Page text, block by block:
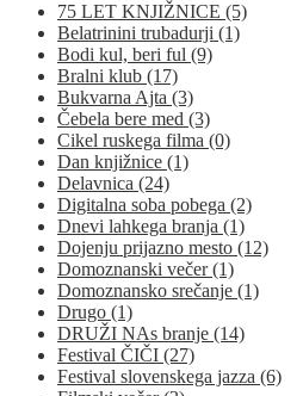
75 LET KNJIŽNICE (5)
Belatrinini trubadurji (1)
Bodi kul, beri ful (9)
Bralni klub (17)
Bukvarna Ajta (3)
Čebela bere med (3)
Cikel ruskega filma (0)
Dan knjižnice (1)
Delavnica (24)
Digitalna soba pobega (2)
Dnevi lahkega branja (1)
Dojenju prijazno mesto (12)
Domoznanski večer (1)
Domoznansko srečanje (1)
Drugo (1)
DRUŽI NAs branje (14)
Festival ČIČI (27)
Festival slovenskega jazza (6)